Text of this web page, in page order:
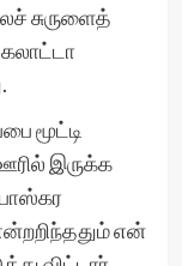
சுருளைத்
மூட்டி
இருக்க
என்